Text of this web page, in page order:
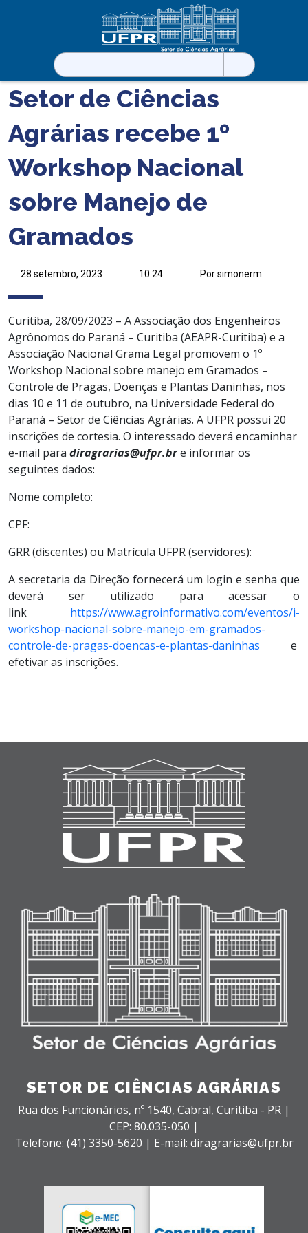
Pesquisar
por:
Setor de Ciências
Agrárias recebe 1º
Workshop Nacional
sobre Manejo de
Gramados
28 setembro, 2023 10:24 Por simonerm
Curitiba, 28/09/2023 – A Associação dos Engenheiros
Agrônomos do Paraná – Curitiba (AEAPR-Curitiba) e a
Associação Nacional Grama Legal promovem o 1º
Workshop Nacional sobre manejo em Gramados –
Controle de Pragas, Doenças e Plantas Daninhas, nos
dias 10 e 11 de outubro, na Universidade Federal do
Paraná – Setor de Ciências Agrárias. A UFPR possui 20
inscrições de cortesia. O interessado deverá encaminhar
e-mail para diragrarias@ufpr.bre informar os
seguintes dados:
Nome completo:
CPF:
GRR (discentes) ou Matrícula UFPR (servidores):
A secretaria da Direção fornecerá um login e senha que
deverá ser utilizado para acessar o
link
https://www.agroinformativo.com/eventos/i-
workshop-nacional-sobre-manejo-em-gramados-
controle-de-pragas-doencas-e-plantas-daninhas e
efetivar as inscrições.
SETOR DE CIÊNCIAS AGRÁRIAS
Rua dos Funcionários, nº 1540, Cabral, Curitiba - PR |
CEP: 80.035-050 |
Telefone: (41) 3350-5620 | E-mail: diragrarias@ufpr.br